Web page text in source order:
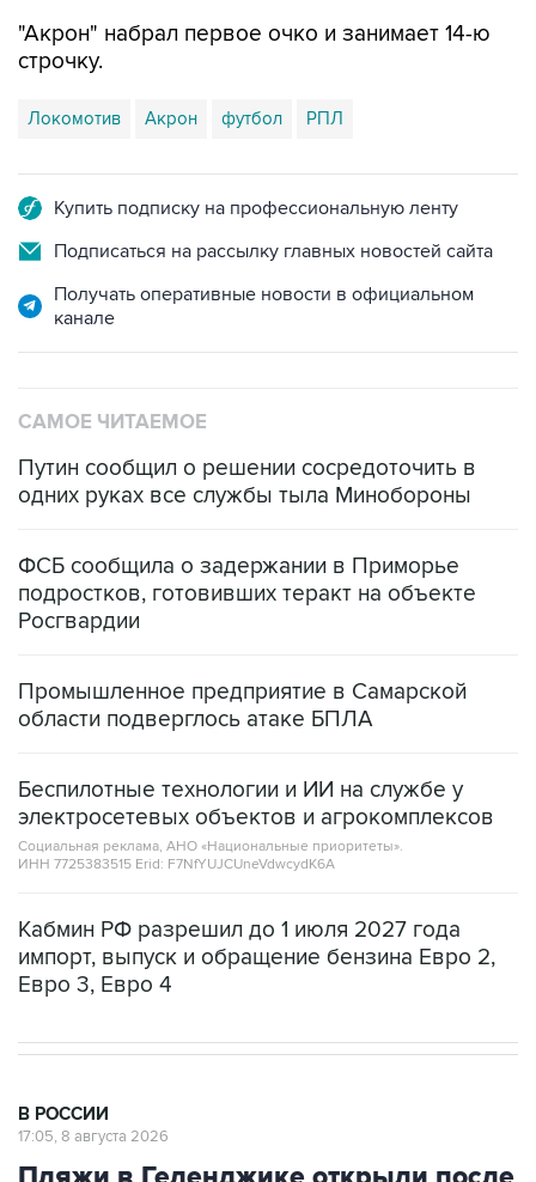
"Акрон" набрал первое очко и занимает 14-ю
строчку.
Локомотив Акрон футбол РПЛ
Купить подписку на профессиональную ленту
Подписаться на рассылку главных новостей сайта
Получать оперативные новости в официальном
канале
САМОЕ ЧИТАЕМОЕ
Путин сообщил о решении сосредоточить в
одних руках все службы тыла Минобороны
ФСБ сообщила о задержании в Приморье
подростков, готовивших теракт на объекте
Росгвардии
Промышленное предприятие в Самарской
области подверглось атаке БПЛА
Беспилотные технологии и ИИ на службе у
электросетевых объектов и агрокомплексов
Социальная реклама, АНО «Национальные приоритеты».
ИНН 7725383515 Erid: F7NfYUJCUneVdwcydK6A
Кабмин РФ разрешил до 1 июля 2027 года
импорт, выпуск и обращение бензина Евро 2,
Евро 3, Евро 4
В РОССИИ
17:05, 8 августа 2026